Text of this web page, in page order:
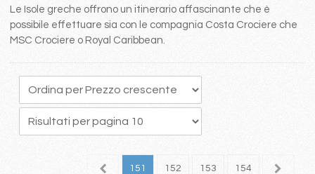
Le Isole greche offrono un itinerario affascinante che è
possibile effettuare sia con le compagnia Costa Crociere che
MSC Crociere o Royal Caribbean.
150 151 152 153 154 155